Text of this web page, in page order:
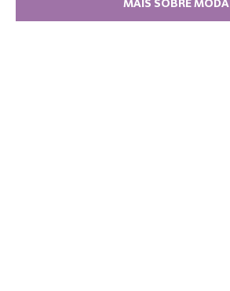
MAIS SOBRE MODA